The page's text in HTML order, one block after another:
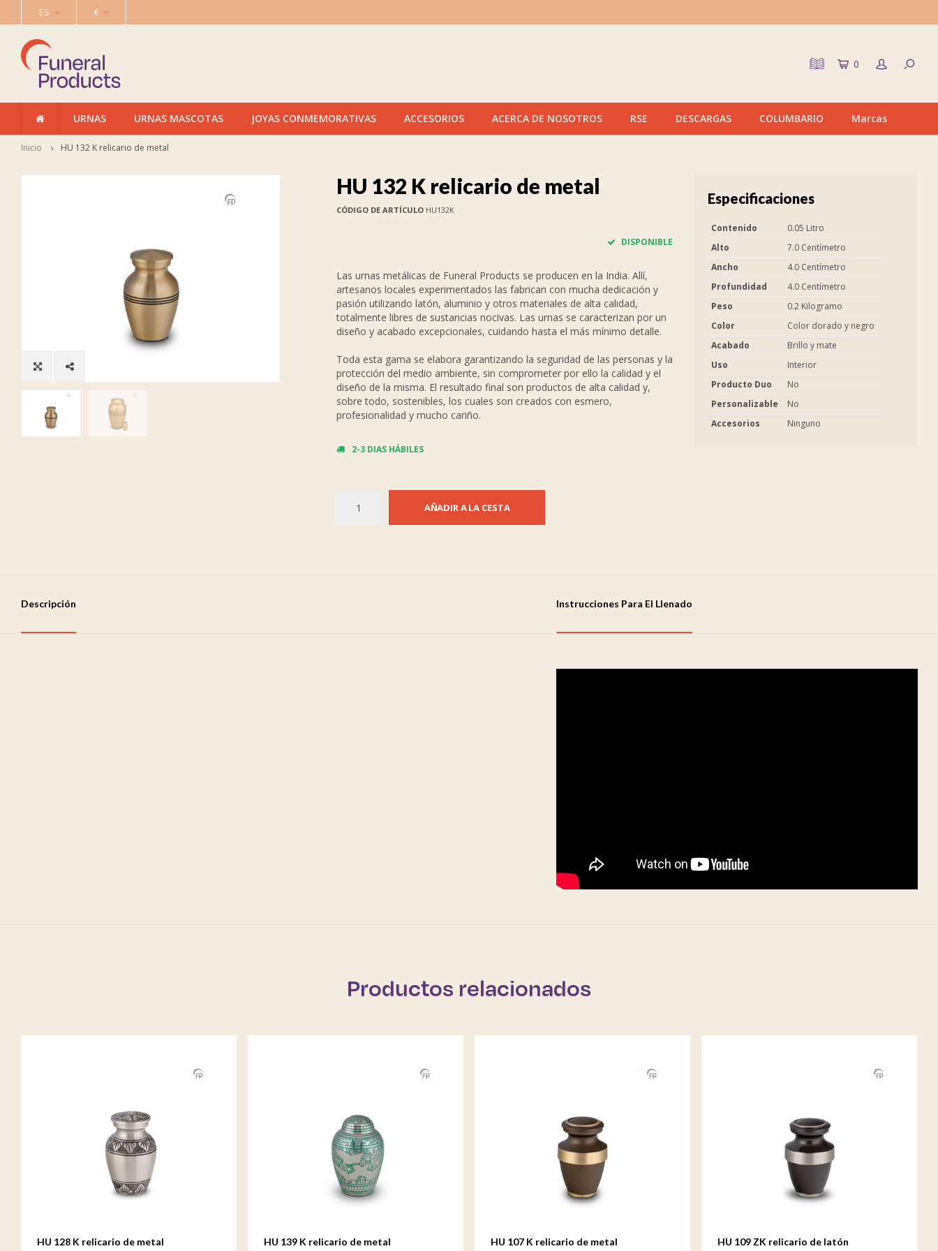
ES €
0
URNAS URNAS MASCOTAS JOYAS CONMEMORATIVAS ACCESORIOS ACERCA DE NOSOTROS RSE DESCARGAS COLUMBARIO Marcas
Inicio HU 132 K relicario de metal
HU 132 K relicario de metal
CÓDIGO DE ARTÍCULOHU132K
DISPONIBLE
Las urnas metálicas de Funeral Products se producen en la India. Allí,
artesanos locales experimentados las fabrican con mucha dedicación y
pasión utilizando latón, aluminio y otros materiales de alta calidad,
totalmente libres de sustancias nocivas. Las urnas se caracterizan por un
diseño y acabado excepcionales, cuidando hasta el más mínimo detalle.
Toda esta gama se elabora garantizando la seguridad de las personas y la
protección del medio ambiente, sin comprometer por ello la calidad y el
diseño de la misma. El resultado final son productos de alta calidad y,
sobre todo, sostenibles, los cuales son creados con esmero,
profesionalidad y mucho cariño.
2-3 DIAS HÁBILES
AÑADIR A LA CESTA
Especificaciones
Contenido
0.05 Litro
Alto
7.0 Centímetro
Ancho
4.0 Centímetro
Profundidad
4.0 Centímetro
Peso
0.2 Kilogramo
Color
Color dorado y negro
Acabado
Brillo y mate
Uso
Interior
Producto Duo
No
Personalizable
No
Accesorios
Ninguno
Descripción Instrucciones Para El Llenado
Productos relacionados
HU 128 K relicario de metal HU 139 K relicario de metal HU 107 K relicario de metal HU 109 ZK relicario de latón